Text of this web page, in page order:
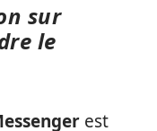
sur
le
est